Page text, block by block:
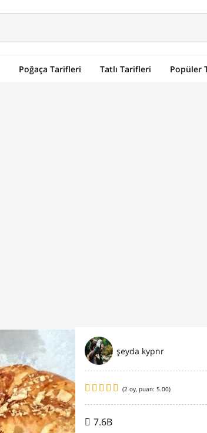
Poğaça Tarifleri Tatlı Tarifleri Popüler
şeyda kypnr
(2 oy, puan: 5.00)
7.6B